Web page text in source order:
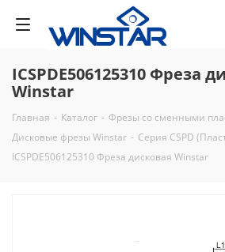
ICSPDE506125310 Фреза
Winstar
Главная - Каталог - Фрезы со сменными
Дисковые фрезы Winstar - Серия CSPD
ICSPDE506125310 Фреза дисковая Winstar